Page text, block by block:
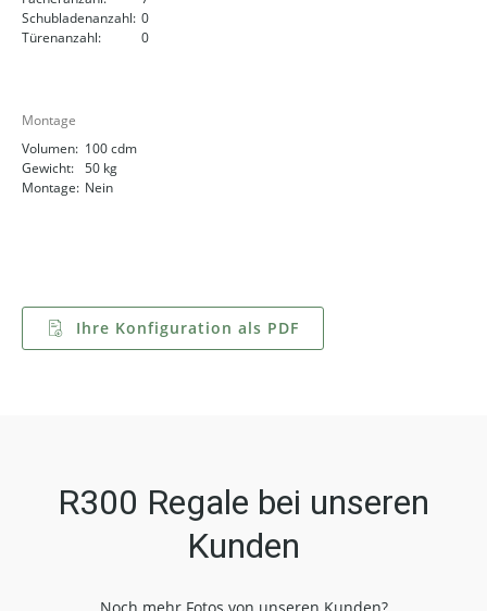
Schubladenanzahl: 0
Türenanzahl:
0
Montage
Volumen: 100 cdm
Gewicht: 50 kg
Montage: Nein
Ihre Konfiguration als PDF
R300 Regale bei unseren
Kunden
Noch mehr Fotos von unseren Kunden?